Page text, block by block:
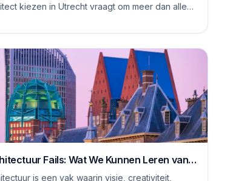
kiezen in Utrecht vraagt om meer dan alleen
Fails: Wat We Kunnen Leren van
Ontwerpenis een vak waarin visie, creativiteit,